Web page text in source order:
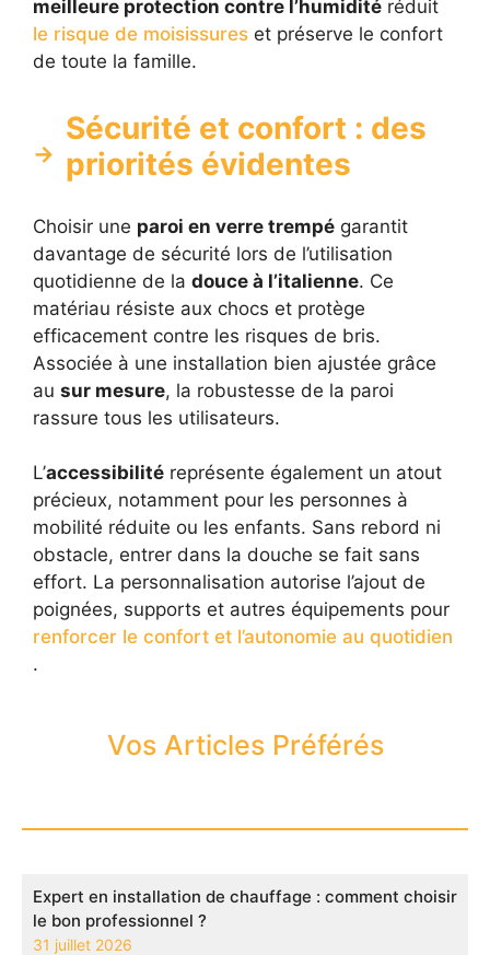
meilleure protection contre l’humidité réduit
le risque de moisissures et préserve le confort
de toute la famille.
Sécurité et confort : des
priorités évidentes
Choisir une paroi en verre trempé garantit
davantage de sécurité lors de l’utilisation
quotidienne de la douce à l’italienne. Ce
matériau résiste aux chocs et protège
efficacement contre les risques de bris.
Associée à une installation bien ajustée grâce
au sur mesure, la robustesse de la paroi
rassure tous les utilisateurs.
L’accessibilité représente également un atout
précieux, notamment pour les personnes à
mobilité réduite ou les enfants. Sans rebord ni
obstacle, entrer dans la douche se fait sans
effort. La personnalisation autorise l’ajout de
poignées, supports et autres équipements pour
renforcer le confort et l’autonomie au quotidien
.
Vos Articles Préférés
Expert en installation de chauffage : comment choisir
le bon professionnel ?
31 juillet 2026